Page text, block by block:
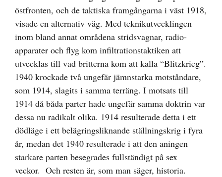
östfronten, och de taktiska framgångarna i väst 1918,
visade en alternativ väg. Med teknikutvecklingen
inom bland annat områdena stridsvagnar, radio-
apparater och flyg kom infiltrationstaktiken att
utvecklas till vad britterna kom att kalla “Blitzkrieg”.
1940 krockade två ungefär jämnstarka motståndare,
som 1914, slagits i samma terräng. I motsats till
1914 då båda parter hade ungefär samma doktrin var
dessa nu radikalt olika. 1914 resulterade detta i ett
dödläge i ett belägringsliknande ställningskrig i fyra
år, medan det 1940 resulterade i att den aningen
starkare parten besegrades fullständigt på sex
veckor. Och resten är, som man säger, historia.